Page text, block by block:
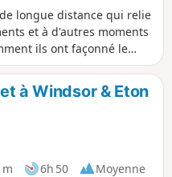
longue distance qui relie
et à d'autres moments
ils ont façonné le
Je ne suis pas
mais grâce à d'autres
pensé que ce serait une
fait 103 km de long.
à Windsor & Eton
6h 50
Moyenne